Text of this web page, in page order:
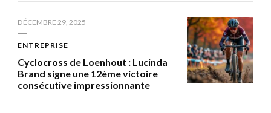
DÉCEMBRE 29, 2025
ENTREPRISE
Cyclocross de Loenhout : Lucinda
Brand signe une 12ème victoire
consécutive impressionnante